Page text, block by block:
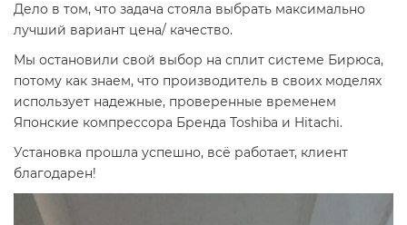
Дело в том, что задача стояла выбрать максимально
лучший вариант цена/ качество.
Мы остановили свой выбор на сплит системе Бирюса,
потому как знаем, что производитель в своих моделях
использует надежные, проверенные временем
Японские компрессора Бренда Toshiba и Hitachi.
Установка прошла успешно, всё работает, клиент
благодарен!